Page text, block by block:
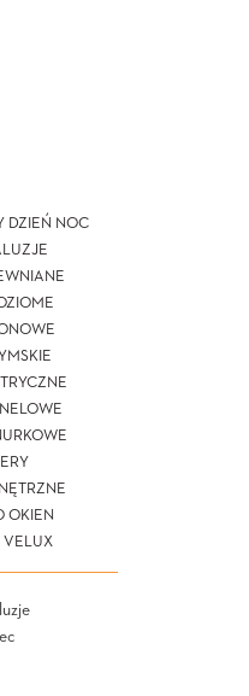
DZIEŃ NOC
OKIEN
VELUX